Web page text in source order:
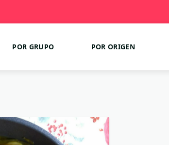
POR GRUPO POR ORIGEN